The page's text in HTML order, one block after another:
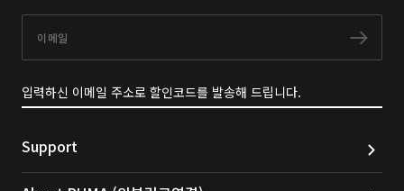
구독
입력하신 이메일 주소로 할인코드를 발송해 드립니다.
Support